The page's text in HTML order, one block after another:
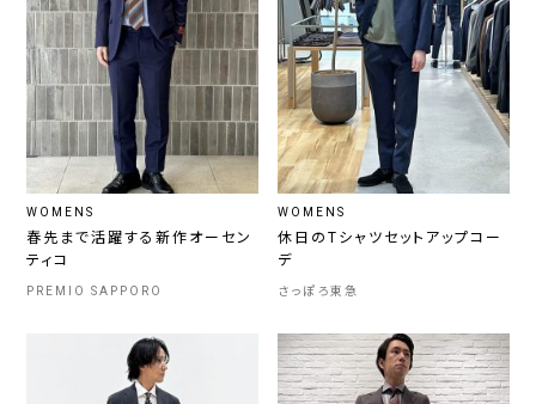
WOMENS
春先まで活躍する新作オーセン
ティコ
PREMIO SAPPORO
WOMENS
休日のTシャツセットアップコー
デ
さっぽろ東急